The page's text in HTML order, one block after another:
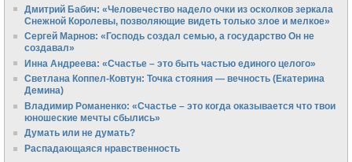
Дмитрий Бабич: «Человечество надело очки из осколков зеркала
Снежной Королевы, позволяющие видеть только злое и мелкое»
Сергей Марнов: «Господь создал семью, а государство Он не
создавал»
Инна Андреева: «Счастье – это быть частью единого целого»
Светлана Коппел-Ковтун: Точка стояния — вечность (Екатерина
Демина)
Владимир Романенко: «Счастье – это когда оказывается что твои
юношеские мечты сбылись»
Думать или не думать?
Распадающаяся нравственность